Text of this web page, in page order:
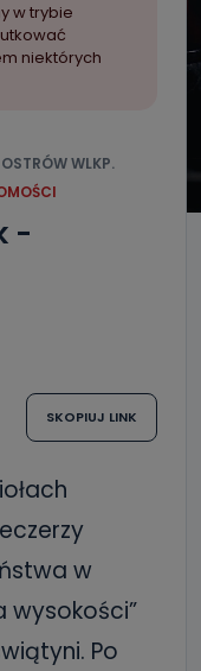
w trybie
niektórych
OSTRÓW WLKP.
-
SKOPIUJ LINK
w
wysokości”
Po